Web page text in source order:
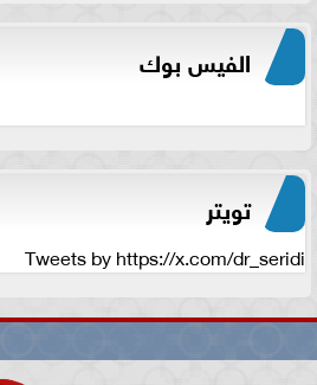
الفيس بوك
تويتر
Tweets by https://x.com/dr_seridi